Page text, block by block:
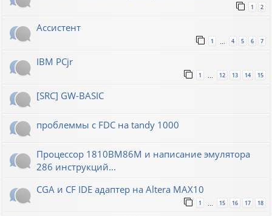
1 2
Ассистент
1 … 4 5 6 7
IBM PCjr
1 … 12 13 14 15
[SRC] GW-BASIC
проблеммы с FDC на tandy 1000
Процессор 1810ВМ86М и написание эмулятора
286 инструкций...
CGA и CF IDE адаптер на Altera MAX10
1 … 15 16 17 18